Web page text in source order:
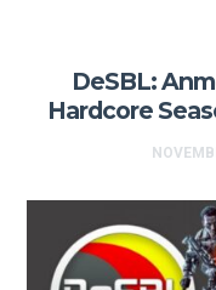
DeSBL:
Hardcore